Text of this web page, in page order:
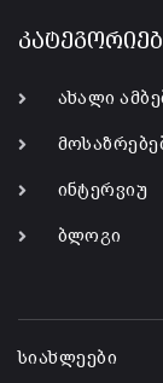
ახალი
ინტერვიუ
ბლოგი
სიახლეები